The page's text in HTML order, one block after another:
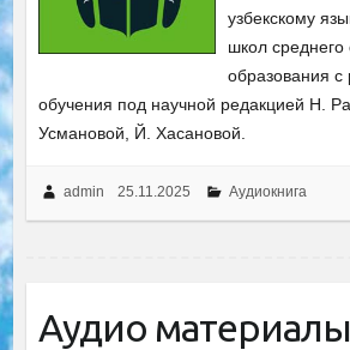
узбекскому
школ
образования с
обучения под научной редакцией Н.
Усмановой, Й. Хасановой.
admin 25.11.2025 Аудиокнига
Аудио